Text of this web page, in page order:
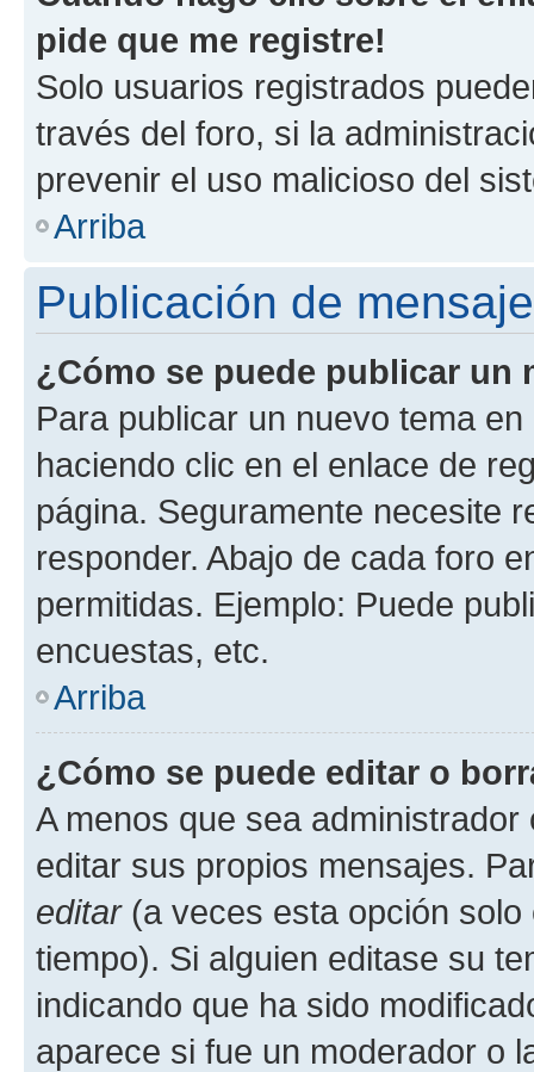
pide que me registre!
Solo usuarios registrados
través del foro, si la
prevenir el uso malicioso del
Arriba
Publicación de
¿Cómo se puede publicar un
Para publicar un nuevo tema
haciendo clic en el enlace de
página. Seguramente necesite
responder. Abajo de cada foro
permitidas. Ejemplo: Puede
encuestas, etc.
Arriba
¿Cómo se puede editar o
A menos que sea
editar sus propios mensajes.
editar(a veces esta opción solo
tiempo). Si alguien editase su
indicando que ha sido
aparece si fue un moderador o